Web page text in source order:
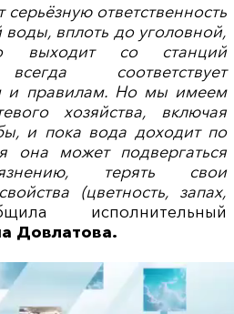
ответственность
воды, вплоть до уголовной,
выходит со станций
соответствует
и правилам. Но мы имеем
хозяйства, включая
и пока вода доходит по
она может подвергаться
терять свои
(цветность, запах,
исполнительный
Довлатова.